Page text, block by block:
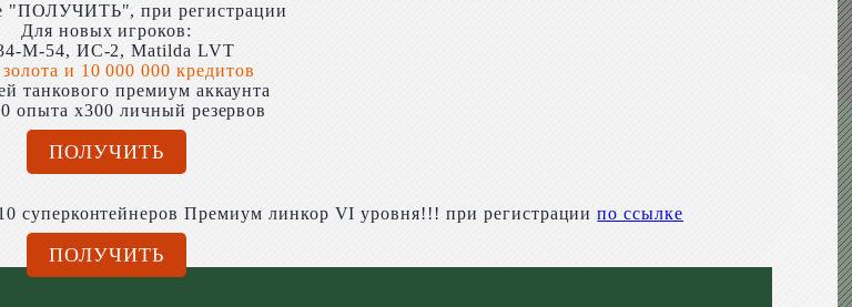
"ПОЛУЧИТЬ", при регистрации
Для новых игроков:
M-54, ИС-2, Matilda LVT
и 10 000 000 кредитов
танкового премиум аккаунта
опыта x300 личный резервов
ПОЛУЧИТЬ
суперконтейнеров Премиум линкор VI уровня!!! при регистрациипо ссылке
ПОЛУЧИТЬ